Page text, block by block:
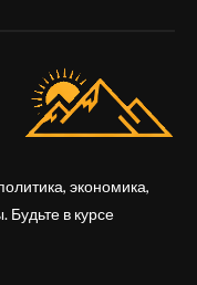
экономика,
в курсе